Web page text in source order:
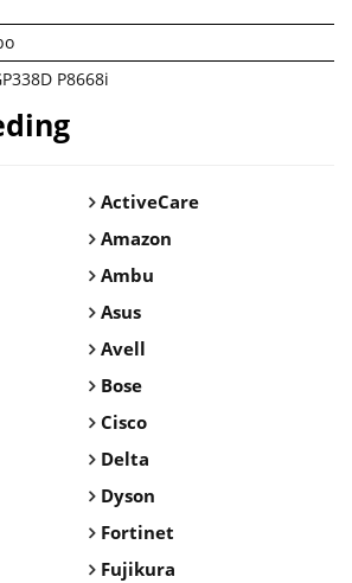
P8668i
ActiveCare
Amazon
Ambu
Asus
Avell
Bose
Cisco
Delta
Dyson
Fortinet
Fujikura